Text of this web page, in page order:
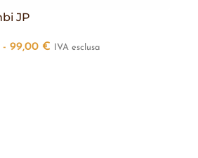
JP
- 99,00 € IVA esclusa